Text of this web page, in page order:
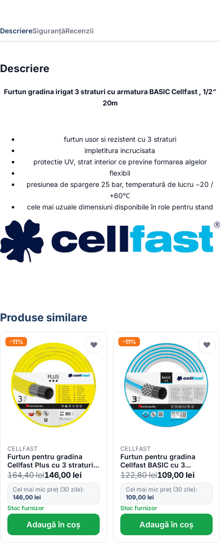
straturi,
1
,
Armat,
protectie
DescriereSiguranțăRecenzii
Descriere
Furtun gradina irigat 3 straturi cu armatura BASIC Cellfast , 1/2″
20m
furtun usor si rezistent cu 3 straturi
impletitura incrucisata
protectie UV, strat interior ce previne formarea algelor
flexibil
presiunea de spargere 25 bar, temperatură de lucru −20 /
+60°С
cele mai uzuale dimensiuni disponibile în role pentru stand
Produse similare
-11% ♥
CELLFAST
Furtun pentru gradina
Cellfast Plus cu 3 straturi,
3 4 , Armat, 25m, protectie
UV
164,40lei146,00 lei
Cel mai mic preț (30 zile):
146,00 lei
Stoc furnizor
Adaugă în coș
-11% ♥
CELLFAST
Furtun pentru gradina
Cellfast BASIC cu 3
straturi, 3 4 , Armat, 20m,
protectie UV
122,80lei109,00 lei
Cel mai mic preț (30 zile):
109,00 lei
Stoc furnizor
Adaugă în coș